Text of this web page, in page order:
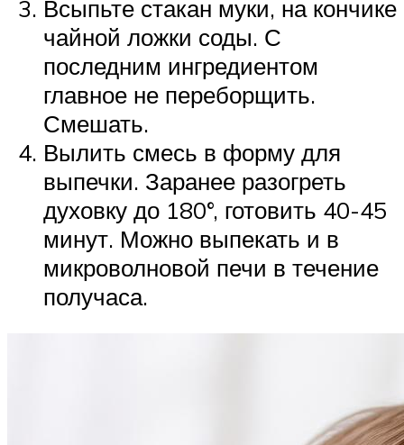
Всыпьте стакан муки, на кончике
чайной ложки соды. С
последним ингредиентом
главное не переборщить.
Смешать.
Вылить смесь в форму для
выпечки. Заранее разогреть
духовку до 180°, готовить 40-45
минут. Можно выпекать и в
микроволновой печи в течение
получаса.